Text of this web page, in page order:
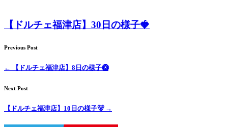
【ドルチェ福津店】30日の様子🍓
Previous Post
← 【ドルチェ福津店】8日の様子🥝
Next Post
【ドルチェ福津店】10日の様子🐻 →